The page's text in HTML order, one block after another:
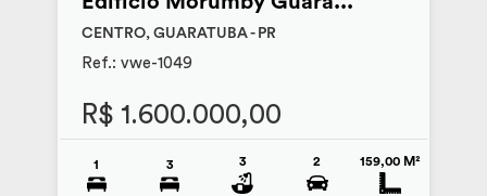
CENTRO, GUARATUBA - PR
Ref.: vwe-1049
R$ 1.600.000,00
1 3 3 2 159,00 M²